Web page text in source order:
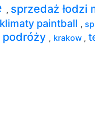
, sprzedaż łodzi
paintball ,
podróży , krakow ,